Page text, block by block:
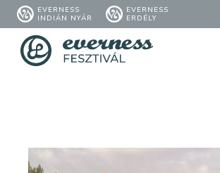
EVERNESS
INDIÁN NYÁR
EVERNESS
ERDÉLY